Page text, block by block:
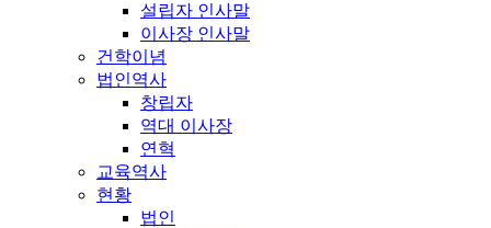
설립자 인사말
이사장 인사말
건학이념
법인역사
창립자
역대 이사장
연혁
교육역사
현황
법인